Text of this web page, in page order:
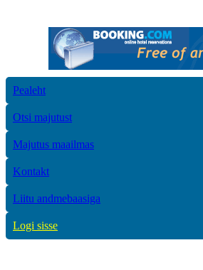
Pealeht
Otsi majutust
Majutus maailmas
Kontakt
Liitu andmebaasiga
Logi sisse